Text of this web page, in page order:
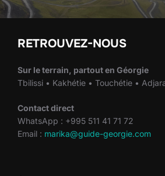
RETROUVEZ-NOUS
Sur le terrain, partout en Géorgie
Tbilissi • Kakhétie • Touchétie •
Contact direct
WhatsApp : +995 511 41 71 72
Email : marika@guide-georgie.com